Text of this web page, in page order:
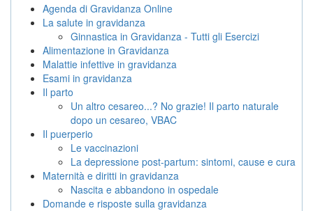
Agenda di Gravidanza Online
La salute in gravidanza
Ginnastica in Gravidanza - Tutti gli Esercizi
Alimentazione in Gravidanza
Malattie infettive in gravidanza
Esami in gravidanza
Il parto
Un altro cesareo...? No grazie! Il parto naturale
dopo un cesareo, VBAC
Il puerperio
Le vaccinazioni
La depressione post-partum: sintomi, cause e cura
Maternità e diritti in gravidanza
Nascita e abbandono in ospedale
Domande e risposte sulla gravidanza